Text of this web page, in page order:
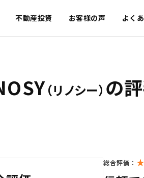
不動産投資 お客様の声 よく
（リノシー） の
総合評価：